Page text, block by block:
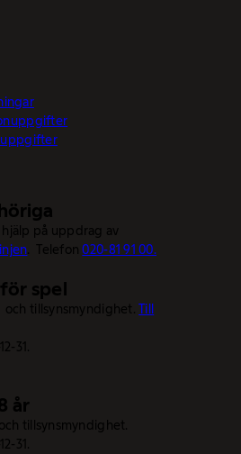
på uppdrag av
. Telefon020-81 91 00.
spel
tillsynsmyndighet.Till
31.
år
tillsynsmyndighet.
31.